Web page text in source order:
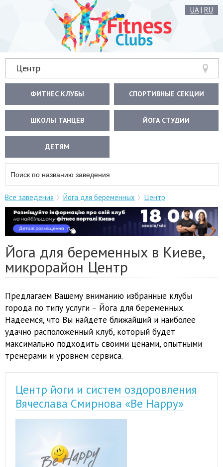
UA| RU
Центр
ФИТНЕС КЛУБЫ СПОРТИВНЫЕ СЕКЦИИ
ШКОЛЫ ТАНЦЕВ ЙОГА СТУДИИ
ДЕТЯМ
Все заведения Йога для беременных Центр
Йога для беременных в Киеве,
микрорайон Центр
Предлагаем Вашему вниманию избранные клубы
города по типу услуги – Йога для беременных.
Надеемся, что Вы найдете ближайший и наиболее
удачно расположенный клуб, который будет
максимально подходить своими ценами, опытными
тренерами и уровнем сервиса.
Центр йоги и систем оздоровления
Вячеслава Смирнова «Be Happy»